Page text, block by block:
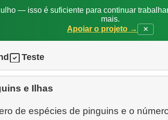
— isso é suficiente para continuar
mais.
Apoiar o projeto →
✕
Teste
e Ilhas
de espécies de pinguins e o